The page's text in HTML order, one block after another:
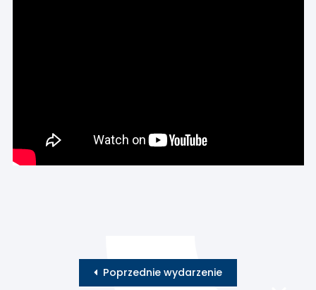
Poprzednie wydarzenie